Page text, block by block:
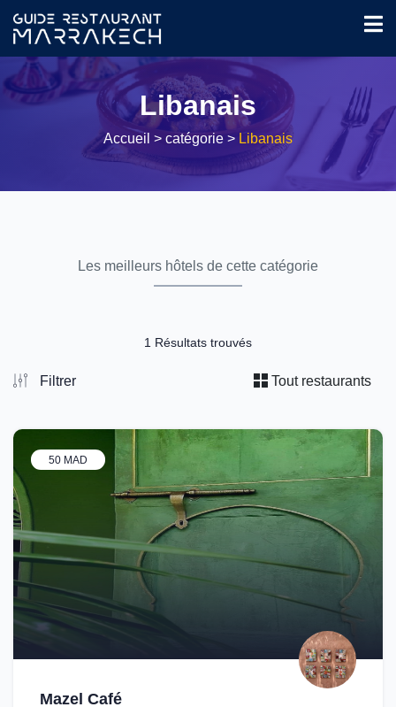
Libanais
Accueil > catégorie > Libanais
Les meilleurs hôtels de cette catégorie
1 Résultats trouvés
Filtrer Tout restaurants
50 MAD
Mazel Café